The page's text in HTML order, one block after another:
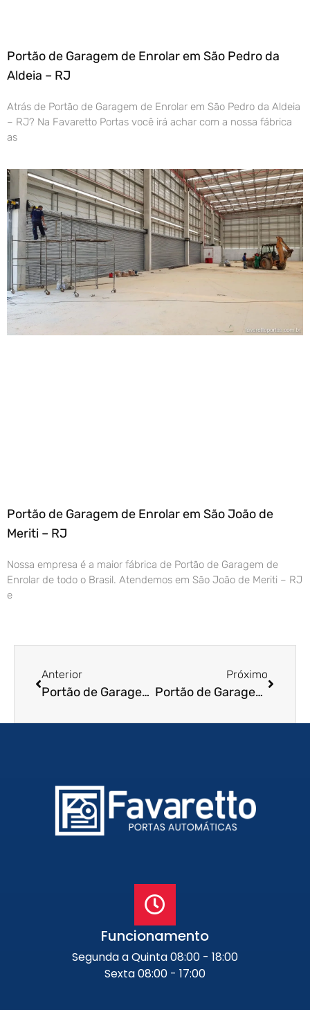
Portão de Garagem de Enrolar em São Pedro da
Aldeia – RJ
Atrás de Portão de Garagem de Enrolar em São Pedro da Aldeia
– RJ? Na Favaretto Portas você irá achar com a nossa fábrica
as
Portão de Garagem de Enrolar em São João de
Meriti – RJ
Nossa empresa é a maior fábrica de Portão de Garagem de
Enrolar de todo o Brasil. Atendemos em São João de Meriti – RJ
e
Anterior
Portão de Garagem de Enrolar em Cotia – SP
Próximo
Portão de Garagem de Enrolar em Sao Caetano do Sul – SP
Funcionamento
Segunda a Quinta 08:00 - 18:00
Sexta 08:00 - 17:00